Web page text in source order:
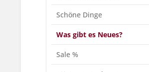
Schöne Dinge
Was gibt es Neues?
Sale %